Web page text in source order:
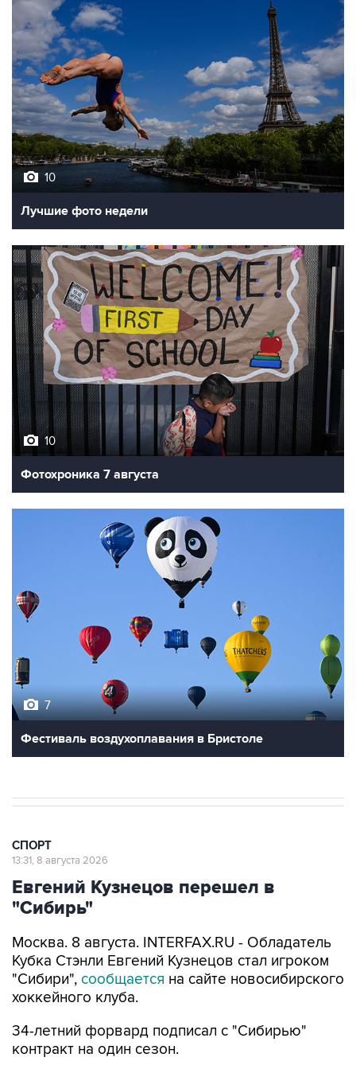
10
Лучшие фото недели
10
Фотохроника 7 августа
7
Фестиваль воздухоплавания в Бристоле
СПОРТ
13:31, 8 августа 2026
Евгений Кузнецов перешел в
"Сибирь"
Москва. 8 августа. INTERFAX.RU - Обладатель
Кубка Стэнли Евгений Кузнецов стал игроком
"Сибири", сообщается на сайте новосибирского
хоккейного клуба.
34-летний форвард подписал с "Сибирью"
контракт на один сезон.